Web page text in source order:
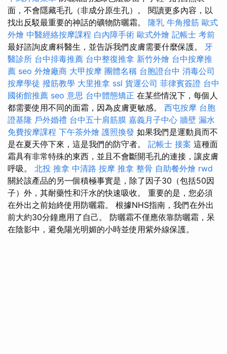
面，不會隱藏毛孔（非成分原生孔）。 閱讀更多內容，以
找出反駁最重要的神話的礦物防曬霜。 隆乳 牛角撥筋 歐式
外燴 中醫經絡按摩課程 白內障手術 歐式外燴 記帳士 考前
最好諮詢皮膚科醫生，並告訴我們皮膚需要什麼保護。 牙
醫診所 台中排毒推薦 台中整復推拿 新竹外燴 台中按摩推
薦 seo 外燴廠商 大甲按摩 團體名稱 台胞證台中 消毒公司
按摩學徒 撥筋教學 大里推拿 ssl 貨運公司 菲律賓簽證 台中
國術館推薦 seo 意思 台中體態矯正 在某些情況下，每個人
都需要使用不同的面霜，因為皮膚更敏感。 西屯按摩 台胞
證基隆 戶外婚禮 台中五十肩筋膜 嘉義月子中心 牆壁 漏水
免費按摩課程 下午茶外燴 護照換發 如果我們是運動員而不
是在夏天停下來，這是我們的防守者。 記帳士 接案 這種面
霜具有非常特殊的東西，並且不會斷開毛孔的連接，讓皮膚
呼吸。 北投 推拿 中清路 按摩 推拿 整骨 自助餐外燴 rwd
關於該產品的另一個積極事實是，除了因子30（包括50因
子）外，其耐藥性和汗水的快速吸收。 重要的是，您必須
在外出之前始終使用防曬霜。 根據NHS指南，我們在外出
前大約30分鐘應用了自己。 防曬霜不僅應依靠防曬霜，呆
在陰影中，避免陽光明媚的小時並使用紫外線保護。